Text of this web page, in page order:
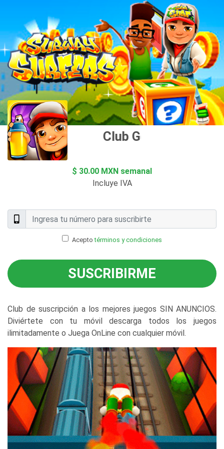
Club Goplay
$ 30.00 MXN semanal
Incluye IVA
Aceptotérminos y condiciones
SUSCRIBIRME
Club de suscripción a los mejores juegos SIN ANUNCIOS.
Diviértete con tu móvil descarga todos los juegos
ilimitadamente o Juega OnLine con cualquier móvil.